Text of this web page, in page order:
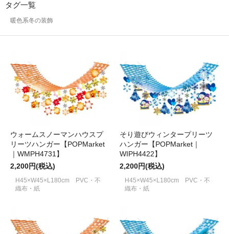
タグ一覧
暖色系冬の装飾
ウォームスノーマンハウスプ
リーツハンガー【POPMarket
｜WMPH4731】
2,200円(税込)
H45×W45×L180cm PVC・不
織布・紙
そり遊びウィンタープリーツ
ハンガー【POPMarket｜
WIPH4422】
2,200円(税込)
H45×W45×L180cm PVC・不
織布・紙